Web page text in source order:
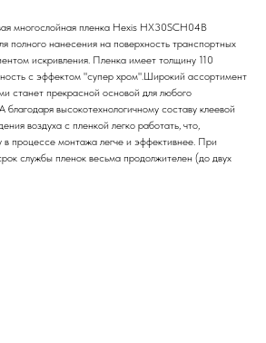
многослойная пленка Hexis HX30SCH04B
полного нанесения на поверхность транспортных
искривления. Пленка имеет толщину 110
с эффектом "супер хром".Широкий ассортимент
станет прекрасной основой для любого
благодаря высокотехнологичному составу клеевой
воздуха с пленкой легко работать, что,
в процессе монтажа легче и эффективнее. При
службы пленок весьма продолжителен (до двух